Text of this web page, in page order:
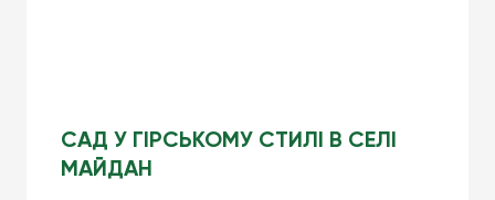
САД У ГІРСЬКОМУ СТИЛІ В СЕЛІ
МАЙДАН